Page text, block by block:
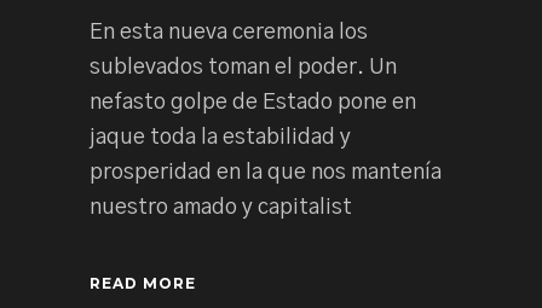
En esta nueva ceremonia los
sublevados toman el poder. Un
nefasto golpe de Estado pone en
jaque toda la estabilidad y
prosperidad en la que nos mantenía
nuestro amado y capitalist
READ MORE